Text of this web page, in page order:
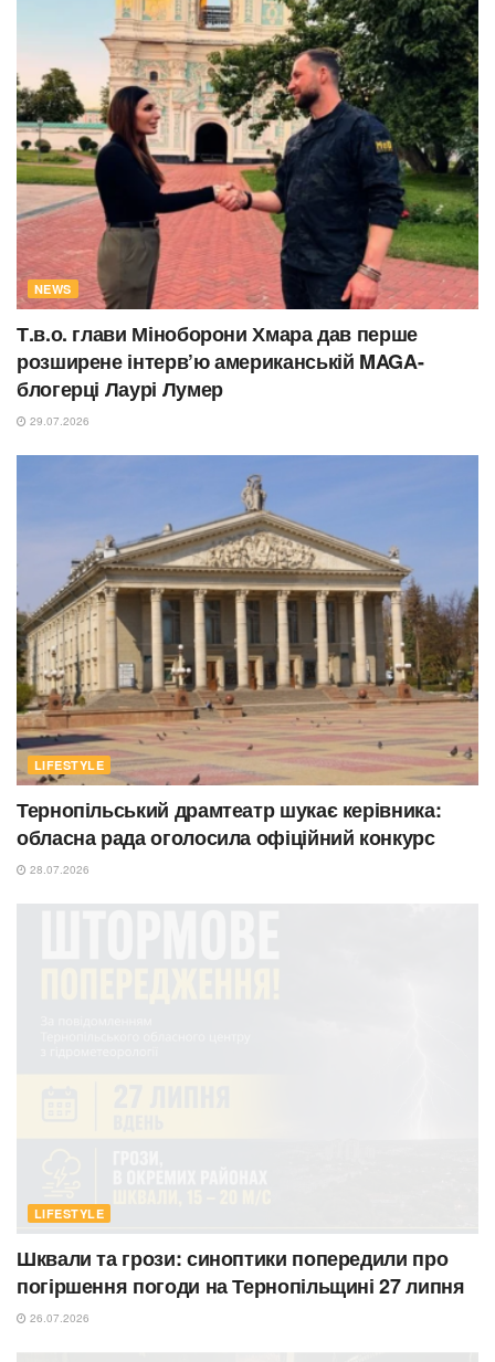
NEWS
Т.в.о. глави Міноборони Хмара дав перше
розширене інтерв’ю американській MAGA-
блогерці Лаурі Лумер
29.07.2026
LIFESTYLE
Тернопільський драмтеатр шукає керівника:
обласна рада оголосила офіційний конкурс
28.07.2026
LIFESTYLE
Шквали та грози: синоптики попередили про
погіршення погоди на Тернопільщині 27 липня
26.07.2026